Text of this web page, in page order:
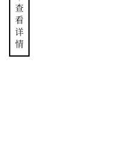
查
看
详
情